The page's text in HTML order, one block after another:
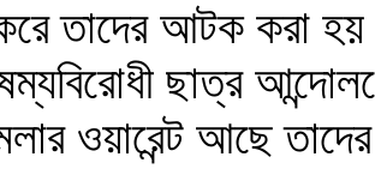
করে তাদের আটক করা
ছাত্র
ওয়ারেন্ট আছে